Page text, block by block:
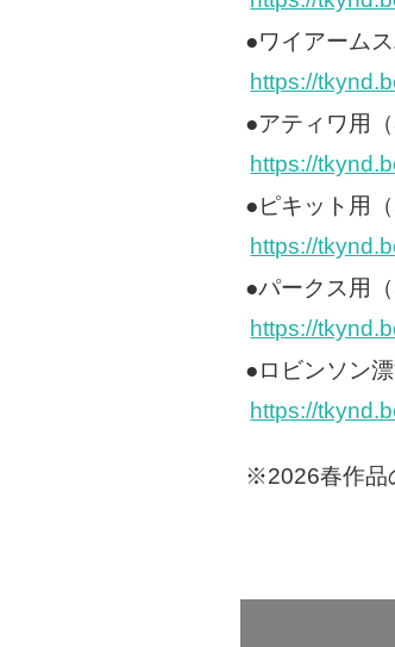
●ワイアーム
https://
●アティワ用
https://
●ピキット用
https://
●パークス用
https://
●ロビンソン
https://
※2026春作品